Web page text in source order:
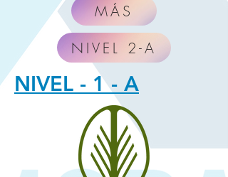
MÁS
NIVEL 2-A
NIVEL - 1 - A